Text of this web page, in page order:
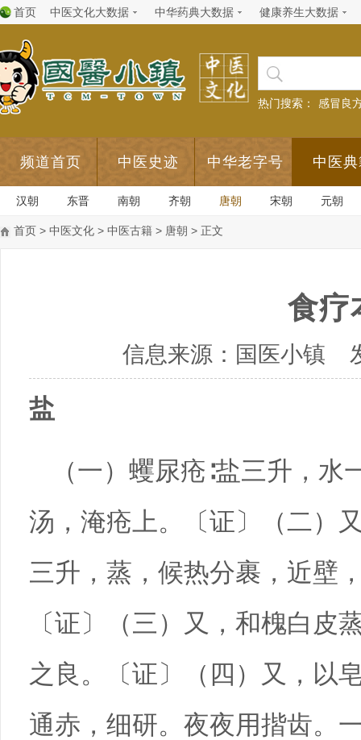
首页 中医文化大数据 中华药典大数据 健康养生大数据
热门搜索： 感冒良
频道首页 中医史迹 中华老字号 中医
汉朝 东晋 南朝 齐朝 唐朝 宋朝 元朝
首页 > 中医文化 > 中医古籍 > 唐朝 > 正文
食疗
信息来源：国医小镇
盐
（一）蠼尿疮∶盐三升，
汤，淹疮上。〔证〕（二）
三升，蒸，候热分裹，近壁
〔证〕（三）又，和槐白皮
之良。〔证〕（四）又，以
通赤，细研。夜夜用揩齿。